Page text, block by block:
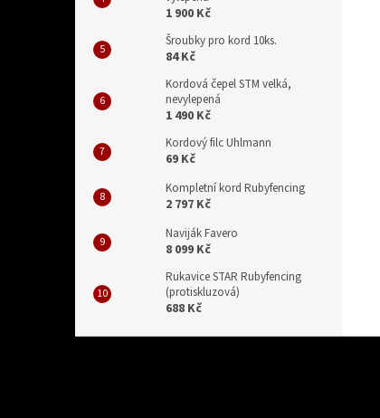
1 900 Kč
Šroubky pro kord 10ks.
84 Kč
Kordová čepel STM velká,
nevylepená
1 490 Kč
Kordový filc Uhlmann
69 Kč
Kompletní kord Rubyfencing
2 797 Kč
Naviják Favero
8 099 Kč
Rukavice STAR Rubyfencing
(protiskluzová)
688 Kč